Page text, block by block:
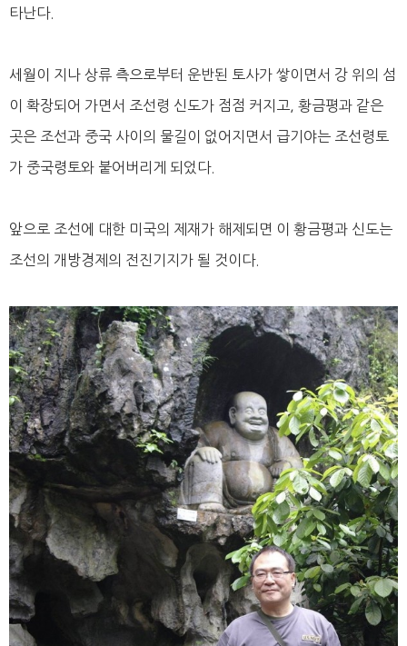
타난다.
세월이 지나 상류 측으로부터 운반된 토사가 쌓이면서 강 위의 섬
이 확장되어 가면서 조선령 신도가 점점 커지고, 황금평과 같은
곳은 조선과 중국 사이의 물길이 없어지면서 급기야는 조선령토
가 중국령토와 붙어버리게 되었다.
앞으로 조선에 대한 미국의 제재가 해제되면 이 황금평과 신도는
조선의 개방경제의 전진기지가 될 것이다.